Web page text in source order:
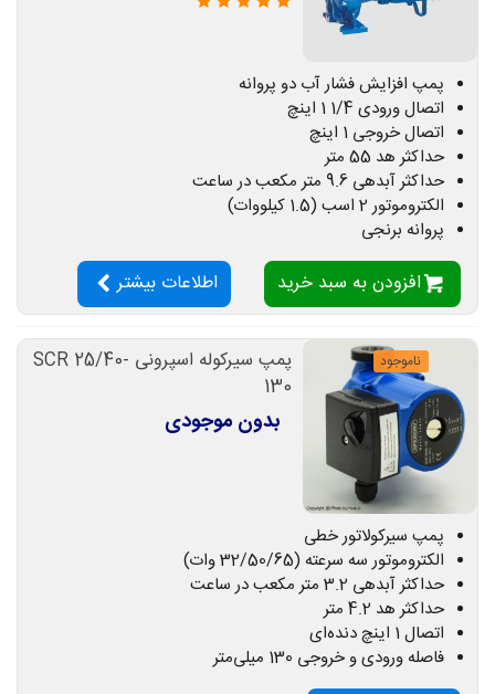
پمپ افزایش فشار آب دو پروانه
اتصال ورودی 1/4 1 اینچ
اتصال خروجی 1 اینچ
حداکثر هد 55 متر
حداکثر آبدهی 9.6 متر مکعب در ساعت
الکتروموتور 2 اسب (1.5 کیلووات)
پروانه برنجی
افزودن به سبد خرید اطلاعات بیشتر
ناموجود
پمپ سیرکوله اسپرونی SCR 25/40-
130
بدون موجودی
پمپ سیرکولاتور خطی
الکتروموتور سه سرعته (32/50/65 وات)
حداکثر آبدهی 3.2 متر مکعب در ساعت
حداکثر هد 4.2 متر
اتصال 1 اینچ دنده‌ای
فاصله ورودی و خروجی 130 میلی‌متر